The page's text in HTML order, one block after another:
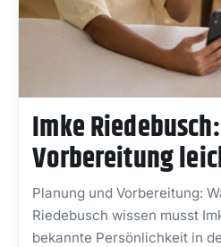
Imke
Vorbereitung
Planung und Vorbereitung:
Riedebusch wissen musst
bekannte Persönlichkeit in